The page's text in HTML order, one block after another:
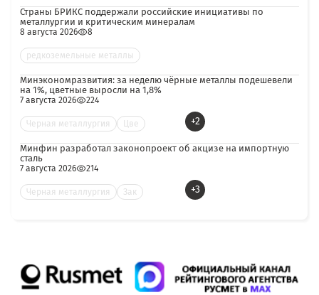
Страны БРИКС поддержали российские инициативы по
металлургии и критическим минералам
8 августа 2026 8
редкоземельные металлы
Минэкономразвития: за неделю чёрные металлы подешевели
на 1%, цветные выросли на 1,8%
7 августа 2026 224
Черная металлургия Цве +2
Минфин разработал законопроект об акцизе на импортную
сталь
7 августа 2026 214
Черная металлургия Зак +3